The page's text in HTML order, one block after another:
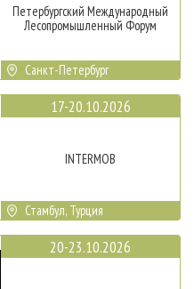
Петербургский Международный
Лесопромышленный Форум
Санкт-Петербург
17-20.10.2026
INTERMOB
Стамбул, Турция
20-23.10.2026